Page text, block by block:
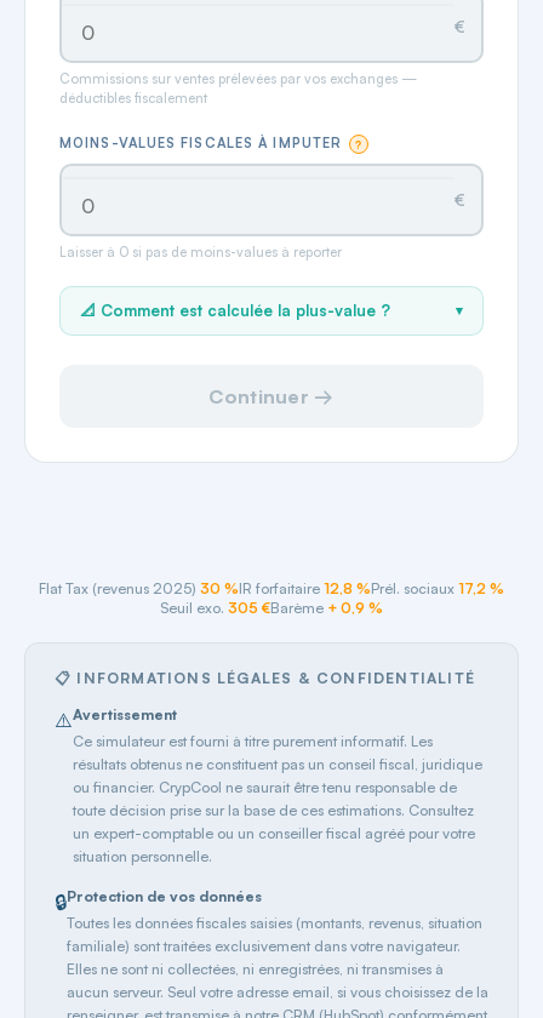
€
Commissions sur ventes prélevées par vos exchanges —
déductibles fiscalement
MOINS-VALUES FISCALES À IMPUTER ?
€
Laisser à 0 si pas de moins-values à reporter
📐 Comment est calculée la plus-value ? ▾
Continuer →
Flat Tax (revenus 2025) 30 %IR forfaitaire 12,8 %Prél. sociaux 17,2 %
Seuil exo. 305 €Barème + 0,9 %
📋 INFORMATIONS LÉGALES & CONFIDENTIALITÉ
⚠️Avertissement
Ce simulateur est fourni à titre purement informatif. Les
résultats obtenus ne constituent pas un conseil fiscal, juridique
ou financier. CrypCool ne saurait être tenu responsable de
toute décision prise sur la base de ces estimations. Consultez
un expert-comptable ou un conseiller fiscal agréé pour votre
situation personnelle.
🔒Protection de vos données
Toutes les données fiscales saisies (montants, revenus, situation
familiale) sont traitées exclusivement dans votre navigateur.
Elles ne sont ni collectées, ni enregistrées, ni transmises à
aucun serveur. Seul votre adresse email, si vous choisissez de la